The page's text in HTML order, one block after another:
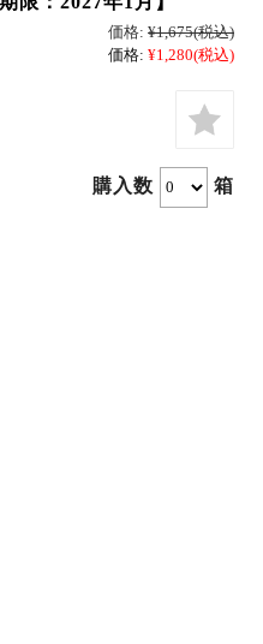
商法取引法の表記
価格: ¥1,675(税込)
価格: ¥1,280(税込)
購入数 箱